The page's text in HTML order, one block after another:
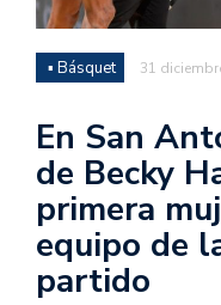
▪ Básquet 31
En San
de Becky
primera
equipo de
partido